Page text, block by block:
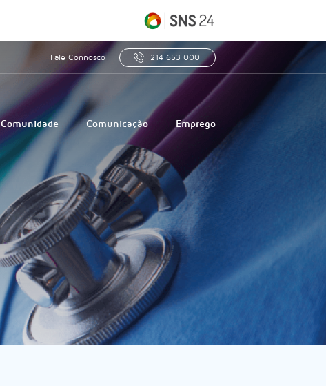
Fale Connosco 214 653 000
Comunidade Comunicação Emprego